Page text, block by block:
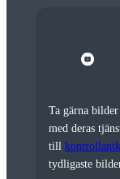
Ta gärna
med deras
till
tydligaste